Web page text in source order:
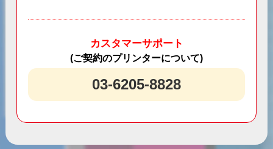
カスタマーサポート
(ご契約のプリンターについて)
03-6205-8828